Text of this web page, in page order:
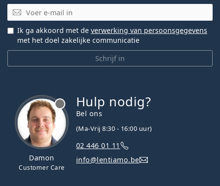
E-mail
Schrijf in
Ik ga akkoord met de verwerking van persoonsgegevens
met het doel zakelijke communicatie
Damon
Customer Care
Hulp nodig?
Bel ons
(Ma-Vrij 8:30 - 16:00 uur)
02 446 01 11
info@lentiamo.be